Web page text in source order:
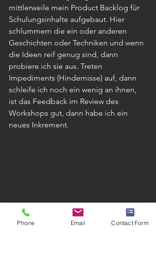
mittlerweile mein Product Backlog für
Schulungsinhalte aufgebaut. Hier
schlummern die ein oder anderen
Geschichten oder Techniken und wenn
die Ideen reif genug sind, dann
probiere ich sie aus. Treten
Impediments (Hindernisse) auf, dann
schleife ich noch ein wenig an ihnen,
ist das Feedback im Review des
Workshops gut, dann habe ich ein
neues Inkrement.
Phone Email Contact Form